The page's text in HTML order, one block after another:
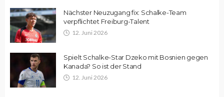
Nächster Neuzugang fix: Schalke-Team
verpflichtet Freiburg-Talent
12. Juni 2026
Spielt Schalke-Star Dzeko mit Bosnien gegen
Kanada? So ist der Stand
12. Juni 2026